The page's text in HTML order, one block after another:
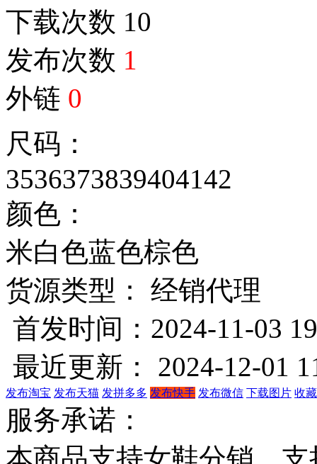
下载次数 10
发布次数 1
外链 0
尺码：
3536373839404142
颜色：
米白色蓝色棕色
货源类型： 经销代理
首发时间：2024-11-03
最近更新： 2024-12-01
发布淘宝 发布天猫 发拼多多 发布快手 发布微信 下载图片 收
服务承诺：